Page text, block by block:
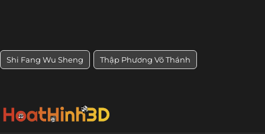
Shi Fang Wu Sheng Thập Phương Võ Thánh